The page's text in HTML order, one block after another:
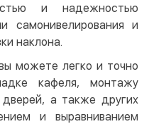
и надежностью
самонивелирования и
наклона.
можете легко и точно
кафеля, монтажу
а также других
и выравниванием